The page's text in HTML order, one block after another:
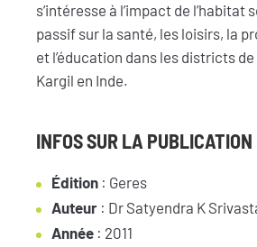
s’intéresse à l’impact de l’habitat
passif sur la santé, les loisirs, la
et l’éducation dans les districts
Kargil en Inde.
INFOS SUR LA PUBLICATION
Édition : Geres
Auteur : Dr Satyendra K
Année : 2011